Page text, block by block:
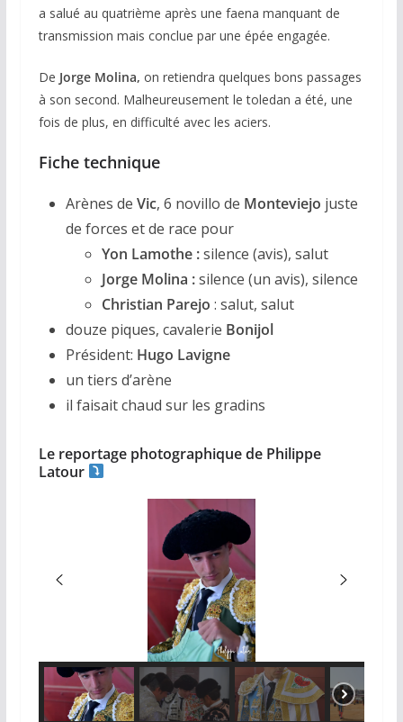
a salué au quatrième après une faena manquant de
transmission mais conclue par une épée engagée.
De Jorge Molina, on retiendra quelques bons passages
à son second. Malheureusement le toledan a été, une
fois de plus, en difficulté avec les aciers.
Fiche technique
Arènes de Vic, 6 novillo de Monteviejo juste
de forces et de race pour
Yon Lamothe :silence (avis), salut
Jorge Molina :silence (un avis), silence
Christian Parejo : salut, salut
douze piques, cavalerie Bonijol
Président: Hugo Lavigne
un tiers d’arène
il faisait chaud sur les gradins
Le reportage photographique de Philippe
Latour